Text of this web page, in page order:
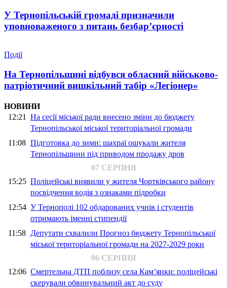
У Тернопільській громаді призначили
уповноваженого з питань безбар’єрності
Події
На Тернопільщині відбувся обласний військово-
патріотичний вишкільний табір «Легіонер»
НОВИНИ
12:21 На сесії міської ради внесено зміни до бюджету
Тернопільської міської територіальної громади
11:08 Підготовка до зими: шахраї ошукали жителя
Тернопільщини під приводом продажу дров
07 СЕРПНЯ
15:25 Поліцейські виявили у жителя Чортківського району
посвідчення водія з ознаками підробки
12:54 У Тернополі 102 обдарованих учнів і студентів
отримають іменні стипендії
11:58 Депутати схвалили Прогноз бюджету Тернопільської
міської територіальної громади на 2027-2029 роки
06 СЕРПНЯ
12:06 Смертельна ДТП поблизу села Кам’янки: поліцейські
скерували обвинувальний акт до суду